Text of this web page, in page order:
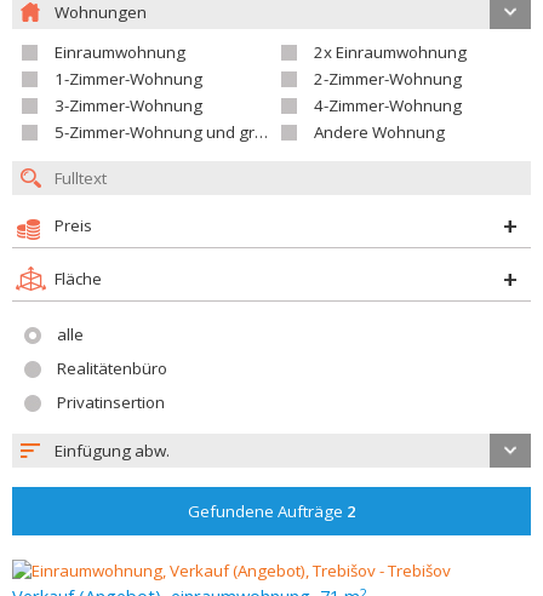
Wohnungen
Einraumwohnung
2x Einraumwohnung
1-Zimmer-Wohnung
2-Zimmer-Wohnung
3-Zimmer-Wohnung
4-Zimmer-Wohnung
5-Zimmer-Wohnung und größer
Andere Wohnung
Preis
Fläche
alle
Realitätenbüro
Privatinsertion
Einfügung abw.
Gefundene Aufträge 2